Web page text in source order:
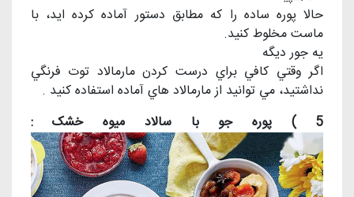
حالا پوره‌ ساده را که مطابق دستور آماده کرده ايد، با
ماست مخلوط کنید.
يه جور ديگه
اگر وقتي كافي براي درست كردن مارمالاد توت فرنگي
نداشتيد، مي توانيد از مارمالاد هاي آماده استفاده كنيد .
5 ) پوره جو با سالاد میوه خشک :